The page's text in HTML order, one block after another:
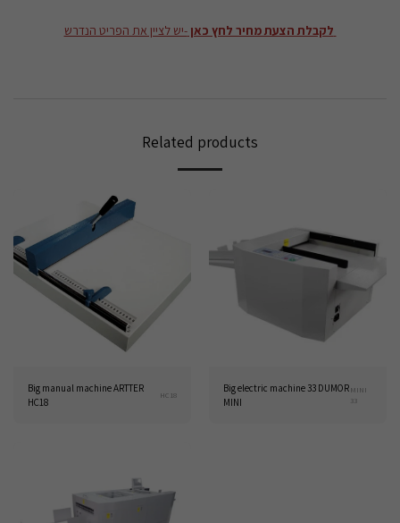
לקבלת הצעת מחיר לחץ כאן-יש לציין את הפריט הנדרש
Related products
Big manual machine ARTTER
HC18
HC18
Big electric machine 33 DUMOR
MINI
MINI
33